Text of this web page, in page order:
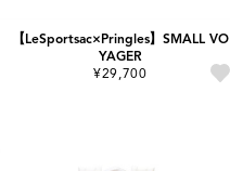
【LeSportsac×Pringles】SMALL VO
YAGER
¥29,700